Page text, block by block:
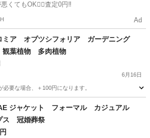
くてもOK🙆‍♀️査定0円‼️
Ad
ミア オブツシフォリア ガーデニング
葉植物 多肉植物
6月16日
要な場合、＋100円になります。
家庭用品
ジャケット フォーマル カジュアル
ス 冠婚葬祭